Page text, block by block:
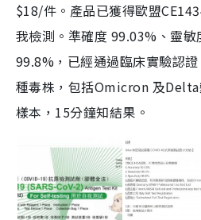
$18/件。產品已獲得歐盟
我檢測。準確度 99.03%、靈
99.8%，已經通過臨床實驗認
種毒株，包括Omicron 及
樣本，15分鐘知結果。